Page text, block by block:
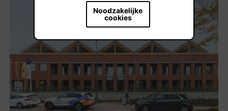
Noodzakelijke
cookies